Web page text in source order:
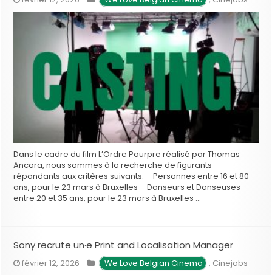
Dans le cadre du film L’Ordre Pourpre réalisé par Thomas
Ancora, nous sommes à la recherche de figurants
répondants aux critères suivants: – Personnes entre 16 et 80
ans, pour le 23 mars à Bruxelles – Danseurs et Danseuses
entre 20 et 35 ans, pour le 23 mars à Bruxelles …
Sony recrute un·e Print and Localisation Manager
février 12, 2026 We Love Belgian Cinema , Cinejobs